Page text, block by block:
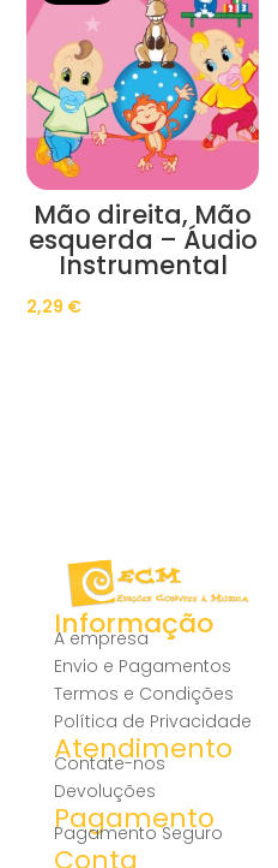
Mão direita, Mão
esquerda – Áudio
Instrumental
2,29 €
Informação
A empresa
Envio e Pagamentos
Termos e Condições
Política de Privacidade
Atendimento
Contate-nos
Devoluções
Pagamento
Pagamento Seguro
Conta